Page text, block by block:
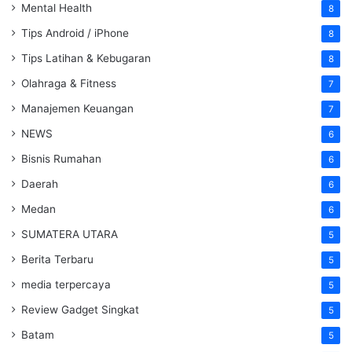
Mental Health 8
Tips Android / iPhone 8
Tips Latihan & Kebugaran 8
Olahraga & Fitness 7
Manajemen Keuangan 7
NEWS 6
Bisnis Rumahan 6
Daerah 6
Medan 6
SUMATERA UTARA 5
Berita Terbaru 5
media terpercaya 5
Review Gadget Singkat 5
Batam 5